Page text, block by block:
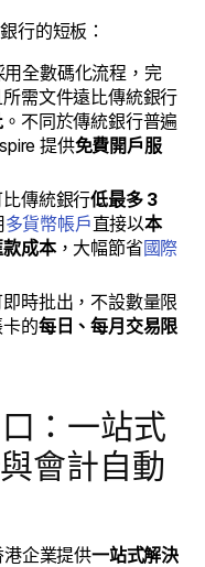
行的短板：
用全數碼化流程，完
需文件遠比傳統銀行
。不同於傳統銀行普遍
提供免費開戶服
傳統銀行低最多 3
多貨幣帳戶直接以本
成本，大幅節省國際
即時批出，不設數量限
的每日、每月交易限
：一站式
會計自動
企業提供一站式解決